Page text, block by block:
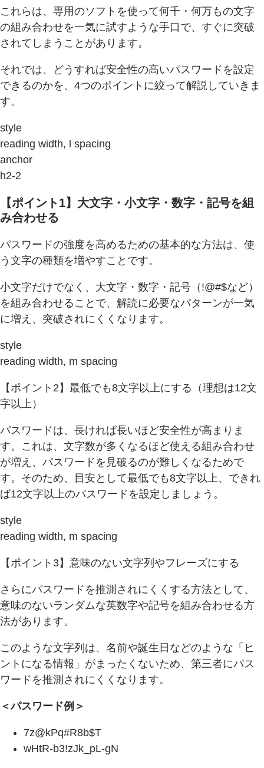
これらは、専用のソフトを使って何千・何万もの文字
の組み合わせを一気に試すような手口で、すぐに突破
されてしまうことがあります。
それでは、どうすれば安全性の高いパスワードを設定
できるのかを、4つのポイントに絞って解説していきま
す。
style
reading width, l spacing
anchor
h2-2
【ポイント1】大文字・小文字・数字・記号を組
み合わせる
パスワードの強度を高めるための基本的な方法は、使
う文字の種類を増やすことです。
小文字だけでなく、大文字・数字・記号（!@#$など）
を組み合わせることで、解読に必要なパターンが一気
に増え、突破されにくくなります。
style
reading width, m spacing
【ポイント2】最低でも8文字以上にする（理想は12文
字以上）
パスワードは、長ければ長いほど安全性が高まりま
す。これは、文字数が多くなるほど使える組み合わせ
が増え、パスワードを見破るのが難しくなるためで
す。そのため、目安として最低でも8文字以上、できれ
ば12文字以上のパスワードを設定しましょう。
style
reading width, m spacing
【ポイント3】意味のない文字列やフレーズにする
さらにパスワードを推測されにくくする方法として、
意味のないランダムな英数字や記号を組み合わせる方
法があります。
このような文字列は、名前や誕生日などのような「ヒ
ントになる情報」がまったくないため、第三者にパス
ワードを推測されにくくなります。
＜パスワード例＞
7z@kPq#R8b$T
wHtR-b3!zJk_pL-gN